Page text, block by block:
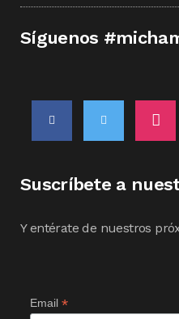
Síguenos
Suscríbete a
Y entérate de nuestros
Email *